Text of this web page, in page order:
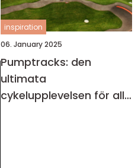
inspiration
06. January 2025
Pumptracks: den
ultimata
cykelupplevelsen för alla